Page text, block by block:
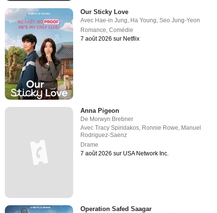
Our Sticky Love
Avec Hae-in Jung, Ha Young,Seo Jung-Yeon
Romance,Comédie
7 août 2026 sur Netflix
Anna Pigeon
De Morwyn Brebner
AvecTracy Spiridakos Ronnie Rowe Manuel
Rodriguez-Saenz
Drame
7 août 2026 sur USA Network Inc.
Operation Safed Saagar